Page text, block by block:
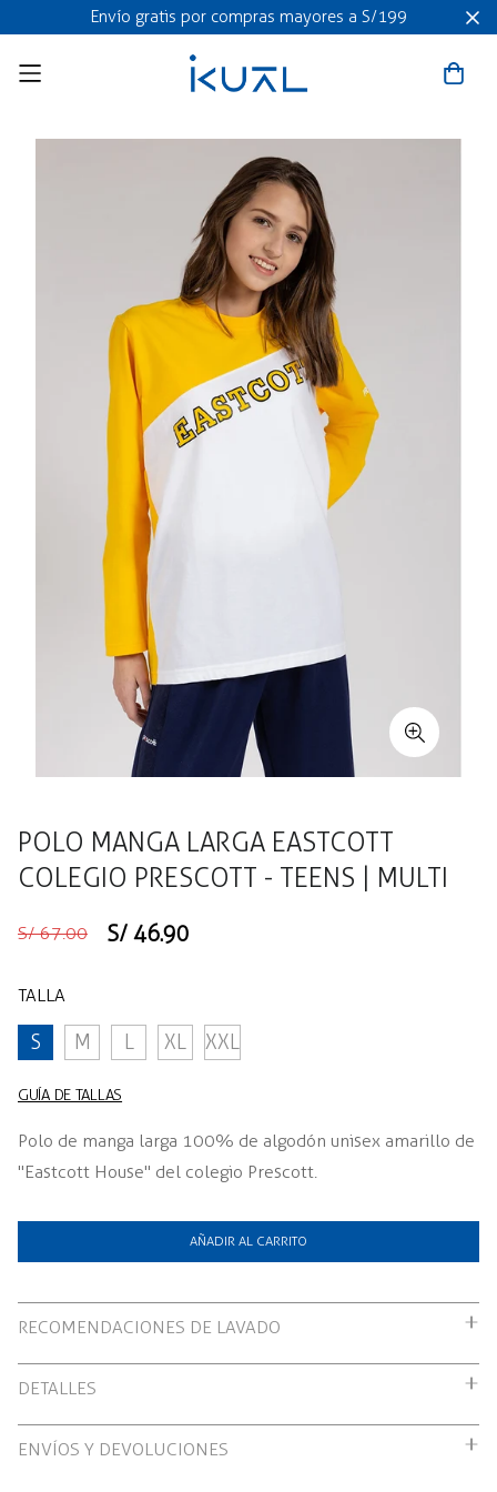
Envío gratis por compras mayores a S/199
POLO MANGA LARGA EASTCOTT
COLEGIO PRESCOTT - TEENS | MULTI
Precio
S/ 67.00
Precio
S/ 46.90
TALLA
S M L XL XXL
GUÍA DE TALLAS
Polo de manga larga 100% de algodón unisex amarillo de
"Eastcott House" del colegio Prescott.
AÑADIR AL CARRITO
RECOMENDACIONES DE LAVADO
Lavar antes de usar
Lavar por separado
DETALLES
Lavar antes de usar
ENVÍOS Y DEVOLUCIONES